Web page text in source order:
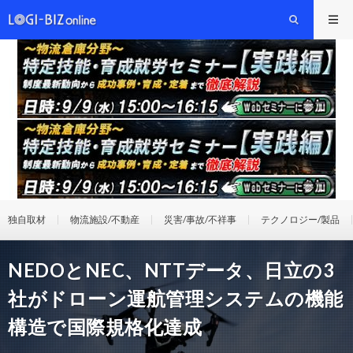
独自取材 物流施設/不動産 災害/事故/不祥事 テクノロジー/製品
NEDOとNEC、NTTデータ、日立の3
社がドローン運航管理システムの機能
構造で国際規格化達成